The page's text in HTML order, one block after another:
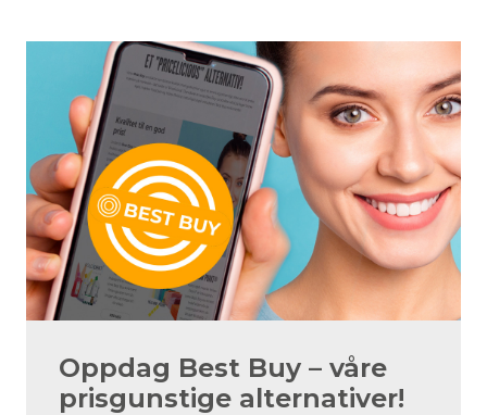
Oppdag Best Buy – våre
prisgunstige alternativer!